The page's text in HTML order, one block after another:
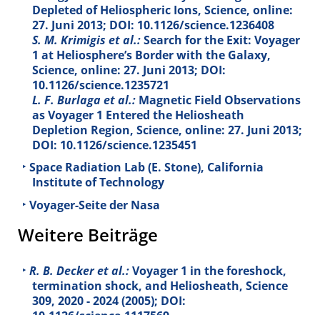
Depleted of Heliospheric Ions, Science, online:
27. Juni 2013; DOI: 10.1126/science.1236408
S. M. Krimigis et al.:Search for the Exit: Voyager
1 at Heliosphere’s Border with the Galaxy,
Science, online: 27. Juni 2013; DOI:
10.1126/science.1235721
L. F. Burlaga et al.: Magnetic Field Observations
as Voyager 1 Entered the Heliosheath
Depletion Region, Science, online: 27. Juni 2013;
DOI: 10.1126/science.1235451
Space Radiation Lab (E. Stone), California
Institute of Technology
Voyager-Seite der Nasa
Weitere Beiträge
R. B. Decker et al.:Voyager 1 in the foreshock,
termination shock, and Heliosheath, Science
309, 2020 - 2024 (2005); DOI: